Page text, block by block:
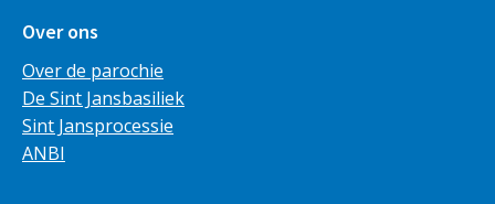
Over ons
Over de parochie
De Sint Jansbasiliek
Sint Jansprocessie
ANBI